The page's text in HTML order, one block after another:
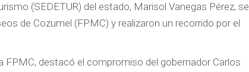
(SEDETUR) del estado, Marisol Vanegas Pérez, se
de Cozumel (FPMC) y realizaron un recorrido por el
FPMC, destacó el compromiso del gobernador Carlos